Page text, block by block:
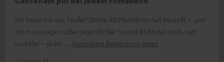
Ich habe mir das Teufel Ultima 40 Heimkino-Set bestellt – und
ich muss sagen: überragend! Der Sound ist brutal stark, satt
und klar – jeder
Komplette Bewertung lesen